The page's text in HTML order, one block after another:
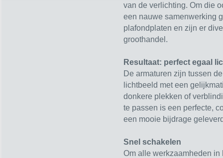
van de verlichting. Om die
een nauwe samenwerking
plafondplaten en zijn er
groothandel.
Resultaat: perfect egaal
De armaturen zijn tussen
lichtbeeld met een
donkere plekken of
te passen is een perfecte,
een mooie bijdrage
Snel schakelen
Om alle werkzaamheden in